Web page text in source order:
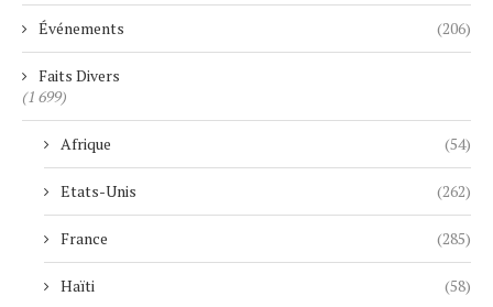
Événements (206)
Faits Divers
(1 699)
Afrique (54)
Etats-Unis (262)
France (285)
Haïti (58)